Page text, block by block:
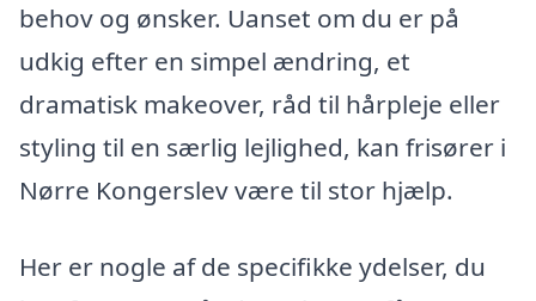
behov og ønsker. Uanset om du er på
udkig efter en simpel ændring, et
dramatisk makeover, råd til hårpleje eller
styling til en særlig lejlighed, kan frisører i
Nørre Kongerslev være til stor hjælp.
Her er nogle af de specifikke ydelser, du